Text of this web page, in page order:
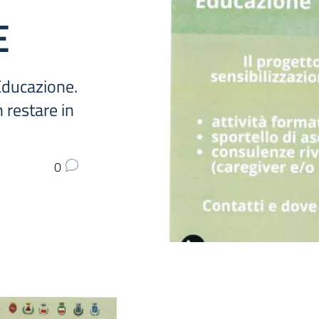
restare in
0